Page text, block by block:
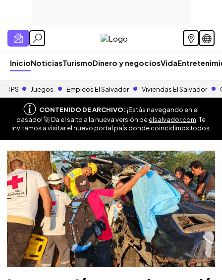
InicioNoticiasTurismoDinero y negociosVida
TPS Juegos Empleos El Salvador Viviendas El Salvador
CONTENIDO DE ARCHIVO:¡Estás navegando en el
pasado! 🚀 Da el salto a la nueva versión deelsalvador.com . Te
invitamos a visitar el nuevo portal país donde coincidimos todos.